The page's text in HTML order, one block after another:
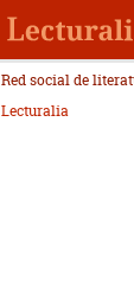
Red social de
Lecturalia